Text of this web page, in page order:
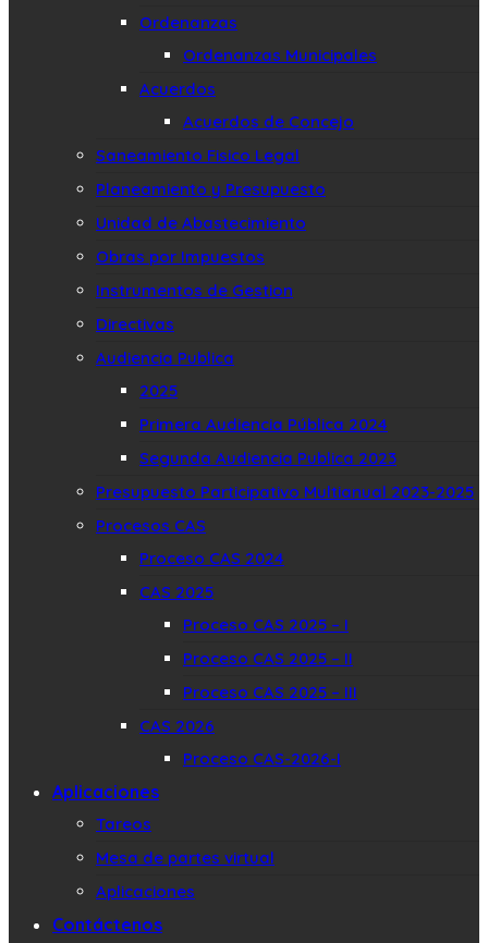
Ordenanzas
Ordenanzas Municipales
Acuerdos
Acuerdos de Concejo
Saneamiento Fisico Legal
Planeamiento y Presupuesto
Unidad de Abastecimiento
Obras por Impuestos
Instrumentos de Gestion
Directivas
Audiencia Publica
2025
Primera Audiencia Pública 2024
Segunda Audiencia Publica 2023
Presupuesto Participativo Multianual 2023-2025
Procesos CAS
Proceso CAS 2024
CAS 2025
Proceso CAS 2025 – I
Proceso CAS 2025 – II
Proceso CAS 2025 – III
CAS 2026
Proceso CAS-2026-I
Aplicaciones
Tareos
Mesa de partes virtual
Aplicaciones
Contáctenos